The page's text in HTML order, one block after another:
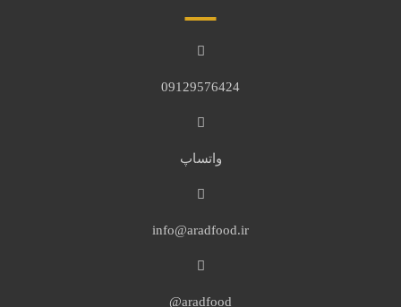
09129576424
واتساپ
info@aradfood.ir
aradfood@